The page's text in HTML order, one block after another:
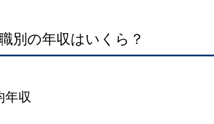
別の年収はいくら？
年収